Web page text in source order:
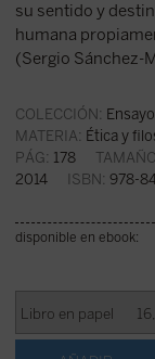
su sentido y
humana
(Sergio Sánchez-
COLECCIÓN: Ensayo
MATERIA: Ética y
PÁG: 178
2014 ISBN: 978-
disponible en ebook: